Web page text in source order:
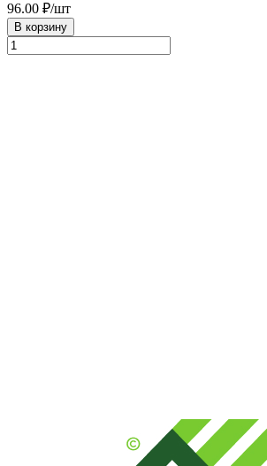
96.00 ₽/шт
В корзину